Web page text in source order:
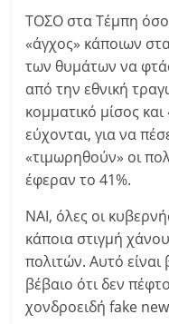
ΤΟΣΟ στα Τέμπη
«άγχος» κάποιων
των θυμάτων να
από την εθνική
κομματικό μίσος
εύχονται, για να
«τιμωρηθούν» οι
έφεραν το 41%.
ΝΑΙ, όλες οι
κάποια στιγμή
πολιτών. Αυτό είναι
βέβαιο ότι δεν
χονδροειδή fake